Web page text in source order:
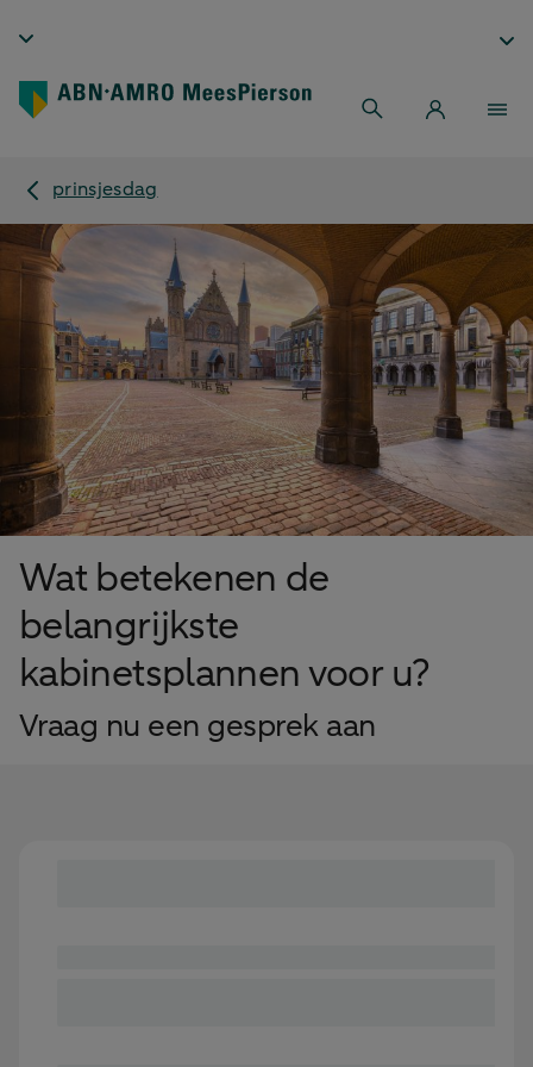
prinsjesdag
Wat betekenen de
belangrijkste
kabinetsplannen voor u?
Vraag nu een gesprek aan